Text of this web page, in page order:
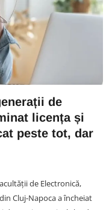
de
licența și
peste tot, dar
de Electronică,
Cluj-Napoca a încheiat